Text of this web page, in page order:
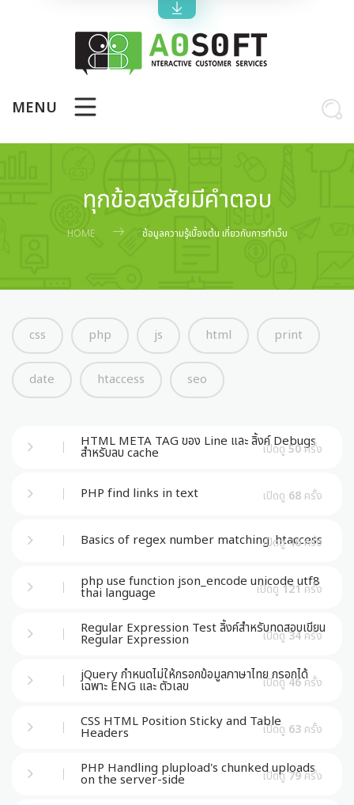
MENU
ทุกข้อสงสัยมีคำตอบ
HOME ช้อมูลความรู้เบื้องต้น เกี่ยวกับการทำเว็บ
css php js html print
date htaccess seo
HTML META TAG ของ Line และ ลิ้งค์ Debugs
สำหรับลบ cache เปิดดู50ครั้ง
PHP find links in text เปิดดู 68 ครั้ง
Basics of regex number matching .htaccess
เปิดดู46ครั้ง
php use function json_encode unicode utf8
thai language เปิดดู121ครั้ง
Regular Expression Test ลิ้งค์สำหรับทดสอบเขียน
Regular Expression เปิดดู34ครั้ง
jQuery กำหนดไม่ให้กรอกข้อมูลภาษาไทย กรอกได้
เฉพาะ ENG และ ตัวเลข เปิดดู46ครั้ง
CSS HTML Position Sticky and Table
Headers เปิดดู 63 ครั้ง
PHP Handling plupload's chunked uploads
on the server-side เปิดดู79ครั้ง